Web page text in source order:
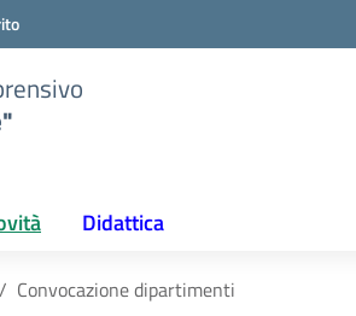
Didattica
Convocazione dipartimenti